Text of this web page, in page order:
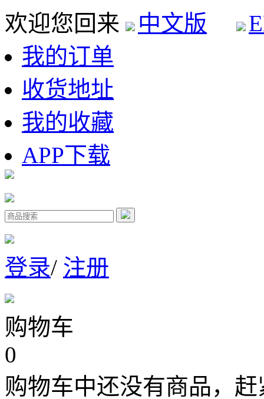
欢迎您回来 中文版
我的订单
收货地址
我的收藏
APP下载
登录/ 注册
购物车
0
购物车中还没有商品，